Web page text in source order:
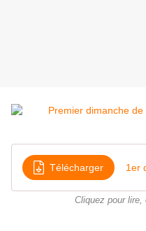
Télécharger 1er
Cliquez pour lire,